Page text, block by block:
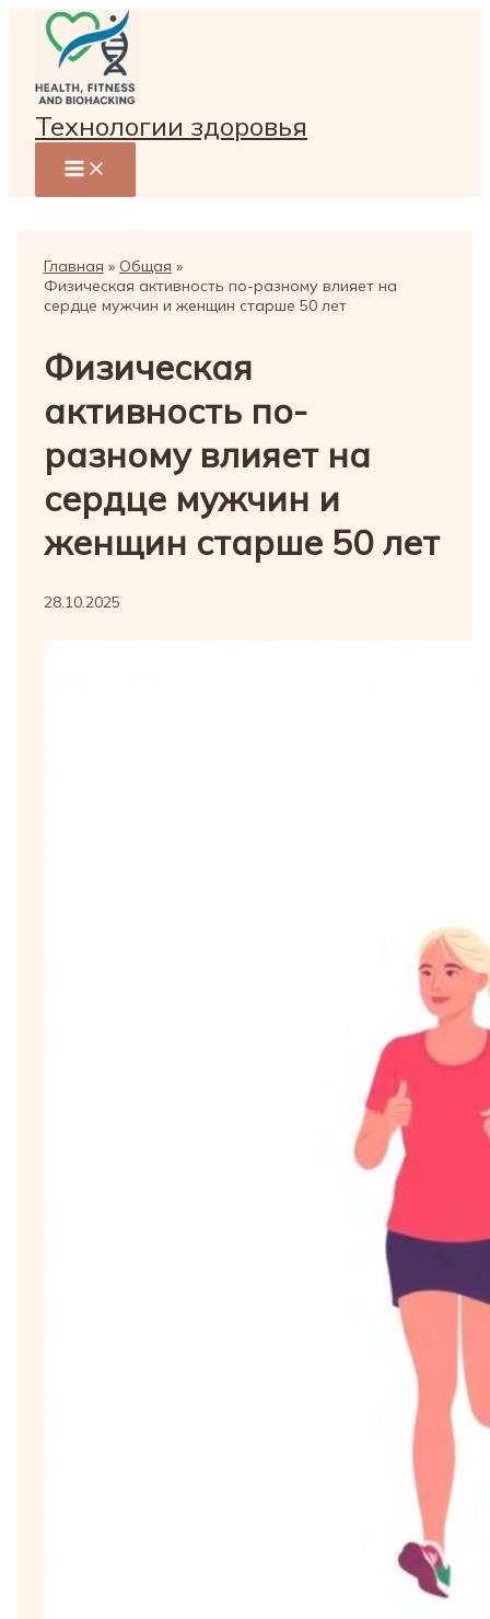
Перейти
содержимому
Технологии здоровья
Главная
Общая
Физическая активность по-разному влияет на
сердце мужчин и женщин старше 50 лет
Физическая
активность по-
разному влияет на
сердце мужчин и
женщин старше 50 лет
28.10.2025